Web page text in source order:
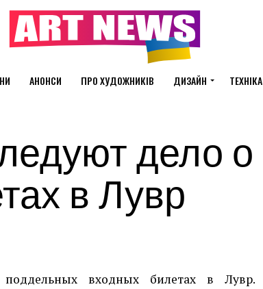
АНОНСИ ПРО ХУДОЖНИКІВ ДИЗАЙН ТЕХНІКА
дело о
в Лувр
входных билетах в Лувр.